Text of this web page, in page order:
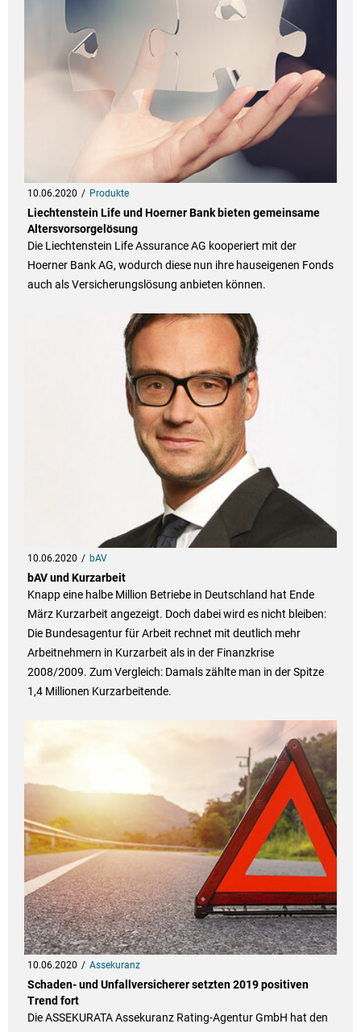
10.06.2020 Produkte
Liechtenstein Life und Hoerner Bank bieten gemeinsame
Altersvorsorgelösung
Die Liechtenstein Life Assurance AG kooperiert mit der
Hoerner Bank AG, wodurch diese nun ihre hauseigenen Fonds
auch als Versicherungslösung anbieten können.
10.06.2020 bAV
bAV und Kurzarbeit
Knapp eine halbe Million Betriebe in Deutschland hat Ende
März Kurzarbeit angezeigt. Doch dabei wird es nicht bleiben:
Die Bundesagentur für Arbeit rechnet mit deutlich mehr
Arbeitnehmern in Kurzarbeit als in der Finanzkrise
2008/2009. Zum Vergleich: Damals zählte man in der Spitze
1,4 Millionen Kurzarbeitende.
10.06.2020 Assekuranz
Schaden- und Unfallversicherer setzten 2019 positiven
Trend fort
Die ASSEKURATA Assekuranz Rating-Agentur GmbH hat den